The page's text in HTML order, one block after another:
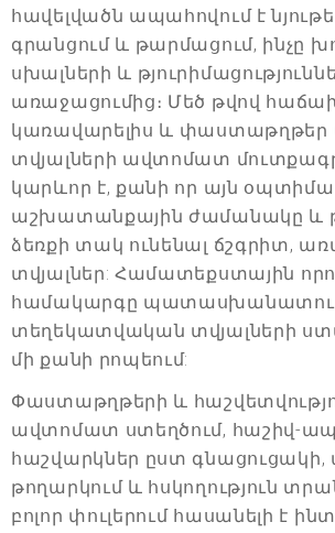
հավելվածն ապահովում է
գրանցում և թարմացում, ինչը
սխալների և
առաջացումից։ Մեծ թվով
կառավարելիս և փաստաթղթեր
տվյալների ավտոմատ
կարևոր է, քանի որ այն
աշխատանքային ժամանակը և
ձեռքի տակ ունենալ ճշգրիտ,
տվյալներ: Համատեքստային
համակարգը պատասխանատու
տեղեկատվական տվյալների
մի քանի րոպեում:
Փաստաթղթերի և
ավտոմատ ստեղծում, հաշիվ-
հաշվարկներ ըստ
թողարկում և հսկողություն
բոլոր փուլերում հասանելի է